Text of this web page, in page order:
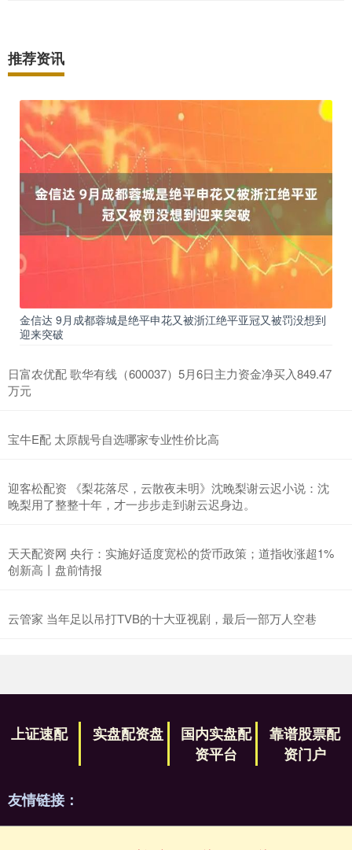
推荐资讯
金信达 9月成都蓉城是绝平申花又被浙江绝平亚冠又被罚没想到
迎来突破
日富农优配 歌华有线（600037）5月6日主力资金净买入849.47
万元
宝牛E配 太原靓号自选哪家专业性价比高
迎客松配资 《梨花落尽，云散夜未明》沈晚梨谢云迟小说：沈
晚梨用了整整十年，才一步步走到谢云迟身边。
天天配资网 央行：实施好适度宽松的货币政策；道指收涨超1%
创新高丨盘前情报
云管家 当年足以吊打TVB的十大亚视剧，最后一部万人空巷
上证速配 实盘配资盘
国内实盘配
资平台
靠谱股票配
资门户
友情链接：